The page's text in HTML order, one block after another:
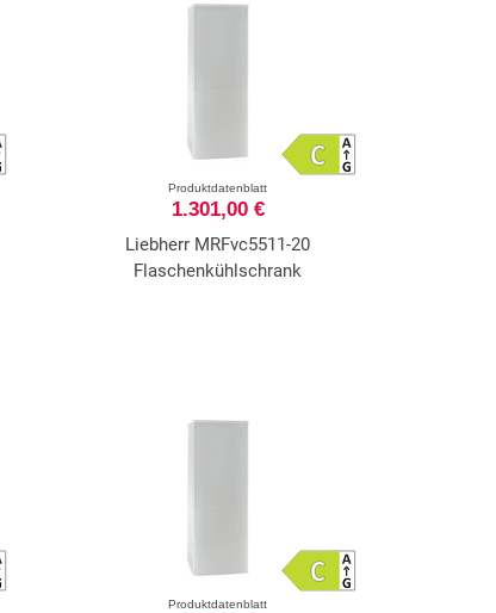
Produktdatenblatt
1.301,00 €
Liebherr MRFvc5511-20
Flaschenkühlschrank
Produktdatenblatt